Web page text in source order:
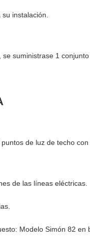
instalación.
suministrase 1
de luz de techo
de las líneas eléctricas.
Modelo Simón 82 en